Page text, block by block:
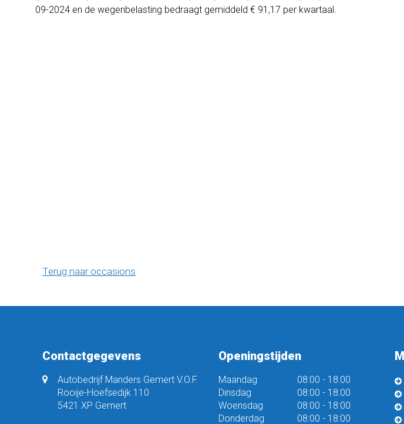
09-2024 en de wegenbelasting bedraagt gemiddeld € 91,17 per kwartaal.
Terug naar occasions
Contactgegevens
Autobedrijf Manders Gemert V.O.F.
Rooije-Hoefsedijk 110
5421 XP Gemert
Openingstijden
Maandag 08:00 - 18:00
Dinsdag
08:00 - 18:00
Woensdag
08:00 - 18:00
Donderdag
08:00 - 18:00